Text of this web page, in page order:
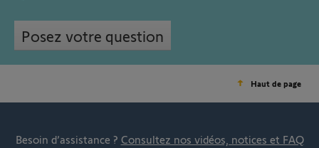
Posez votre question
Haut de page
Besoin d’assistance ? Consultez nos vidéos, notices et FAQ